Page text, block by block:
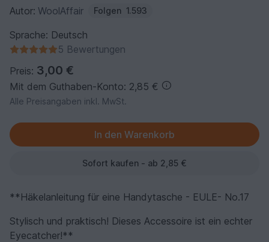
Autor: WoolAffair Folgen 1.593
Sprache: Deutsch
5 Bewertungen
Preis: 3,00 €
Mit dem Guthaben-Konto: 2,85 €
Alle Preisangaben inkl. MwSt.
Sofort kaufen - ab 2,85 €
**Häkelanleitung für eine Handytasche - EULE- No.17
Stylisch und praktisch! Dieses Accessoire ist ein echter
Eyecatcher!**